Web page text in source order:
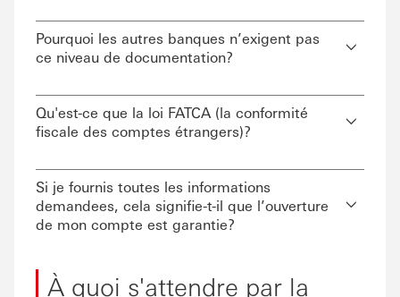
Pourquoi les autres banques n’exigent pas
ce niveau de documentation?
Qu'est-ce que la loi FATCA (la conformité
fiscale des comptes étrangers)?
Si je fournis toutes les informations
demandees, cela signifie-t-il que l’ouverture
de mon compte est garantie?
À quoi s'attendre par la